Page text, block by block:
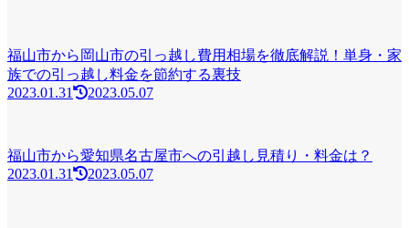
福山市から岡山市の引っ越し費用相場を徹底解説！単身・家
族での引っ越し料金を節約する裏技
2023.01.31
2023.05.07
福山市から愛知県名古屋市への引越し見積り・料金は？
2023.01.31
2023.05.07